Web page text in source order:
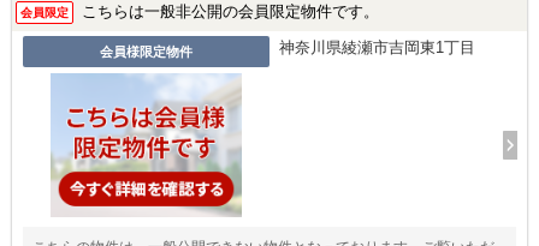
会員限定 こちらは一般非公開の会員限定物件です。
会員様限定物件 神奈川県綾瀬市吉岡東1丁目